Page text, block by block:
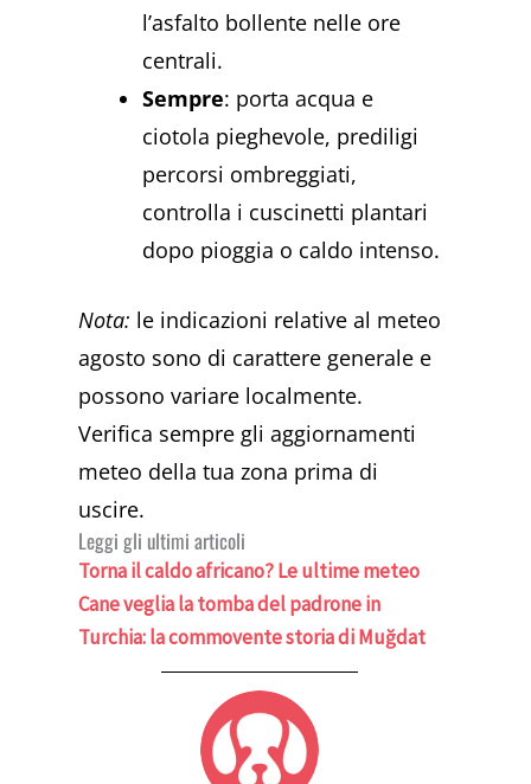
l’asfalto bollente nelle ore
centrali.
Sempre: porta acqua e
ciotola pieghevole, prediligi
percorsi ombreggiati,
controlla i cuscinetti plantari
dopo pioggia o caldo intenso.
Nota: le indicazioni relative al meteo
agosto sono di carattere generale e
possono variare localmente.
Verifica sempre gli aggiornamenti
meteo della tua zona prima di
uscire.
Leggi gli ultimi articoli
Torna il caldo africano? Le ultime meteo
Cane veglia la tomba del padrone in
Turchia: la commovente storia di Muğdat